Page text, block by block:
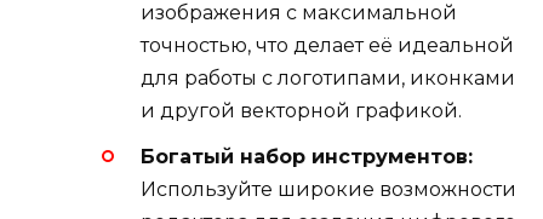
изображения с максимальной
точностью, что делает её идеальной
для работы с логотипами, иконками
и другой векторной графикой.
Богатый набор инструментов:
Используйте широкие возможности